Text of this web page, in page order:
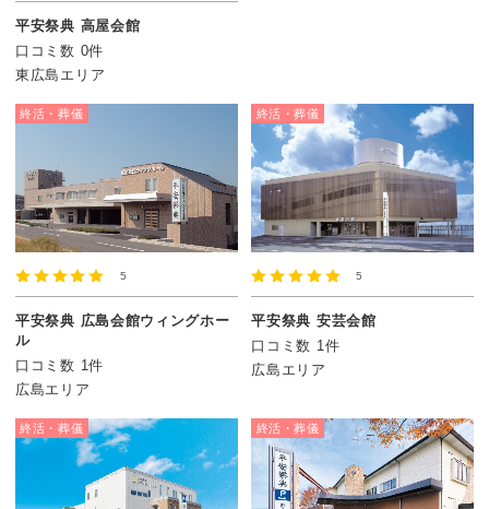
平安祭典 高屋会館
口コミ数 0件
東広島エリア
終活・葬儀
5
平安祭典 広島会館ウィングホー
ル
口コミ数 1件
広島エリア
終活・葬儀
5
平安祭典 安芸会館
口コミ数 1件
広島エリア
終活・葬儀 終活・葬儀